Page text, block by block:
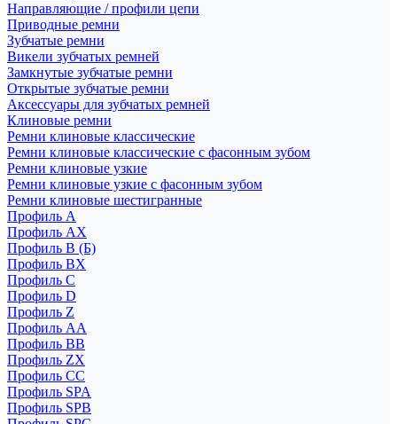
Направляющие / профили цепи
Приводные ремни
Зубчатые ремни
Викели зубчатых ремней
Замкнутые зубчатые ремни
Открытые зубчатые ремни
Аксессуары для зубчатых ремней
Клиновые ремни
Ремни клиновые классические
Ремни клиновые классические с фасонным зубом
Ремни клиновые узкие
Ремни клиновые узкие с фасонным зубом
Ремни клиновые шестигранные
Профиль A
Профиль AX
Профиль B (Б)
Профиль BX
Профиль C
Профиль D
Профиль Z
Профиль АА
Профиль BB
Профиль ZX
Профиль CC
Профиль SPA
Профиль SPB